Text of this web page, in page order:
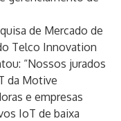
de Mercado de
Telco Innovation
“Nossos jurados
da Motive
e empresas
IoT de baixa